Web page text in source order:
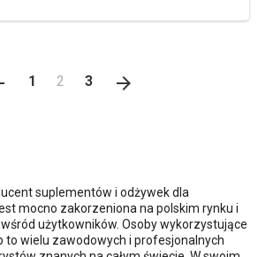
Poprzedni
1 2 3 arrow_forward
suplementów i odżywek dla
mocno zakorzeniona na polskim rynku i
użytkowników. Osoby wykorzystujące
to wielu zawodowych i profesjonalnych